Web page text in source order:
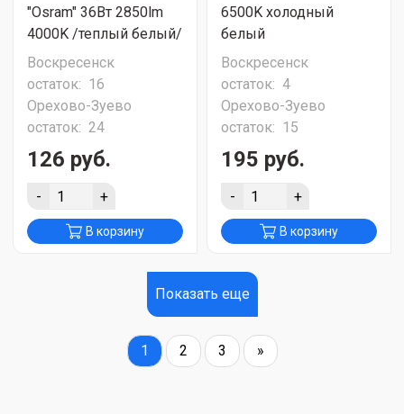
"Osram" 36Вт 2850lm
4000K /теплый белый/
Воскресенск
остаток: 16
Орехово-Зуево
остаток: 24
126 руб.
- +
В корзину
6500K холодный
белый
Воскресенск
остаток: 4
Орехово-Зуево
остаток: 15
195 руб.
- +
В корзину
Показать еще
1 2 3 »